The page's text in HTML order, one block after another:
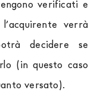
verificati e
verrà
decidere se
(in questo caso
versato).